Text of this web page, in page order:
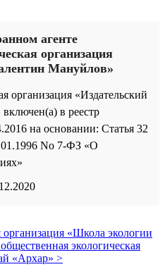
агенте
организация
Мануйлов»
организация «Издательский
в реестр
на основании: Статья 32
No 7-ФЗ «О
«Школа экологии
экологическая
«Архар» >